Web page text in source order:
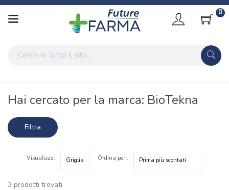
0
Home Marche parafarmaci BioTekna
Hai cercato per la marca: BioTekna
Filtra
3 prodotti trovati
Visualizza: Ordina per :